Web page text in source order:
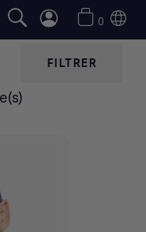
0
FILTRER